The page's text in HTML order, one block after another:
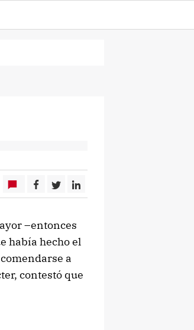
–entonces
había hecho el
a
contestó que